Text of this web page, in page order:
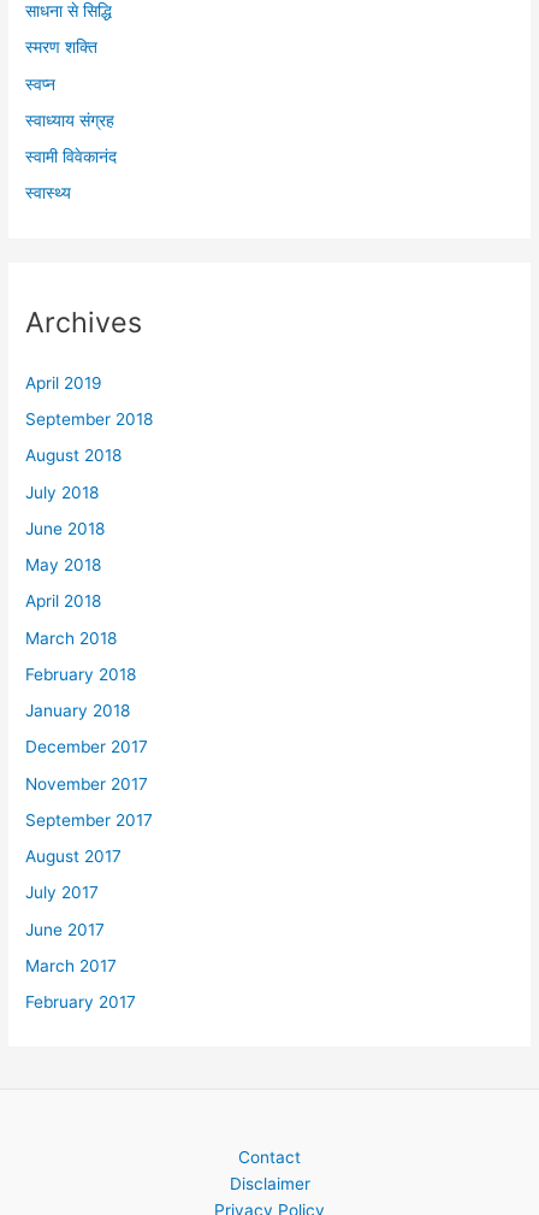
साधना से सिद्धि
स्मरण शक्ति
स्वप्न
स्वाध्याय संग्रह
स्वामी विवेकानंद
स्वास्थ्य
Archives
April 2019
September 2018
August 2018
July 2018
June 2018
May 2018
April 2018
March 2018
February 2018
January 2018
December 2017
November 2017
September 2017
August 2017
July 2017
June 2017
March 2017
February 2017
Contact
Disclaimer
Privacy Policy